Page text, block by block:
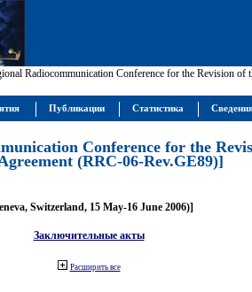
Radiocommunication Conference for the Revision of
Conference for the
(RRC-06-Rev.GE89)]
Switzerland, 15 May-16 June 2006)]
Заключительные акты
Расширить все
Публикации Статистика